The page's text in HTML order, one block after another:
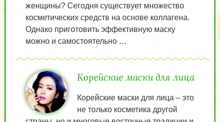
женщины? Сегодня существует множество
косметических средств на основе коллагена.
Однако приготовить эффективную маску
можно и самостоятельно …
Корейские маски для лица
Корейские маски для лица – это
не только косметика другой